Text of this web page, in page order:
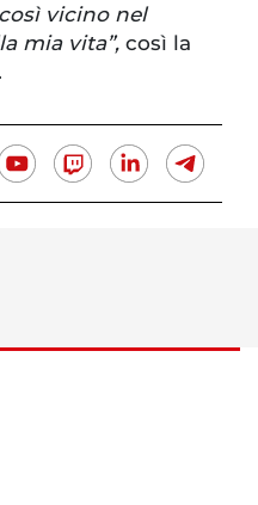
vicino nel
mia vita”, così la